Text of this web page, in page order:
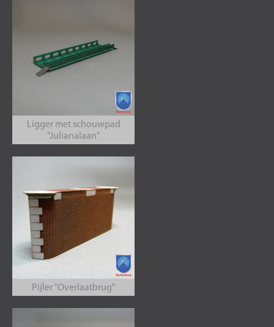
Ligger met schouwpad
"Julianalaan"
Pijler "Overlaatbrug"